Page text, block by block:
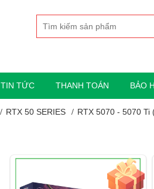
TIN TỨC THANH TOÁN BẢO
RTX 50 SERIES RTX 5070 - 5070 Ti